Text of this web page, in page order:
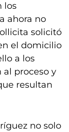
los
ahora no
solicitó
el domicilio
a los
al proceso y
resultan
no solo